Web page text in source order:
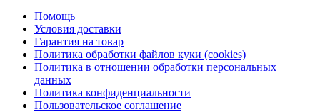
Помощь
Условия доставки
Гарантия на товар
Политика обработки файлов куки (cookies)
Политика в отношении обработки персональных
данных
Политика конфиденциальности
Пользовательское соглашение